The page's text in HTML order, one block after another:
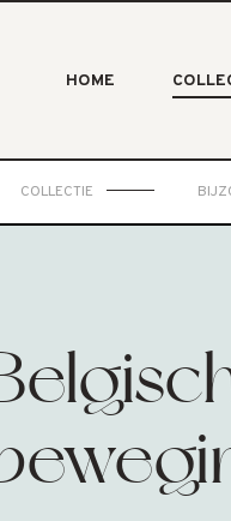
HOME
COLLECTIE